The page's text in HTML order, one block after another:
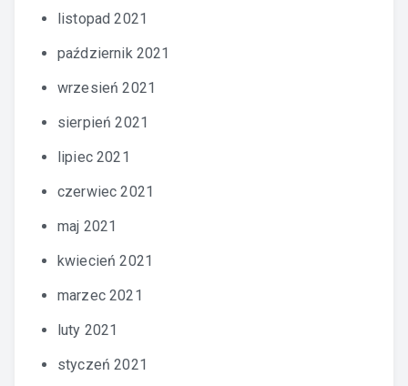
listopad 2021
październik 2021
wrzesień 2021
sierpień 2021
lipiec 2021
czerwiec 2021
maj 2021
kwiecień 2021
marzec 2021
luty 2021
styczeń 2021